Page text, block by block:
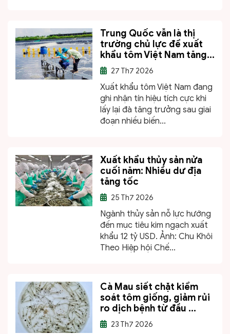
Trung Quốc vẫn là thị
trường chủ lực để xuất
khẩu tôm Việt Nam tăng...
27 Th7 2026
Xuất khẩu tôm Việt Nam đang
ghi nhận tín hiệu tích cực khi
lấy lại đà tăng trưởng sau giai
đoạn nhiều biến...
Xuất khẩu thủy sản nửa
cuối năm: Nhiều dư địa
tăng tốc
25 Th7 2026
Ngành thủy sản nỗ lực hướng
đến mục tiêu kim ngạch xuất
khẩu 12 tỷ USD. Ảnh: Chu Khôi
Theo Hiệp hội Chế...
Cà Mau siết chặt kiểm
soát tôm giống, giảm rủi
ro dịch bệnh từ đầu ...
23 Th7 2026